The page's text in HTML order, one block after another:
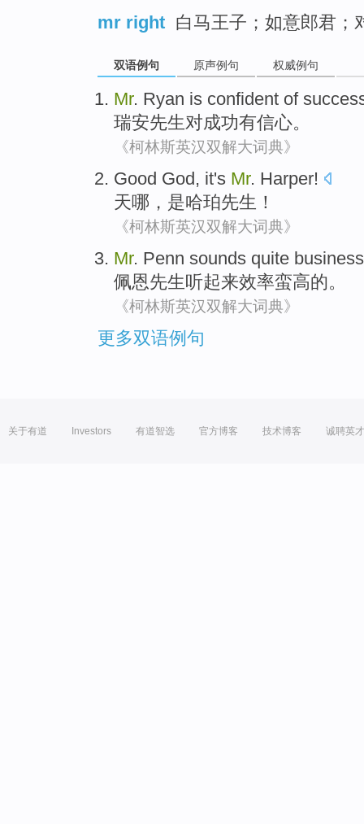
mr right 白马王子；如意郎君；
双语例句 原声例句 权威例句
Mr. Ryan is confident of
瑞安先生对成功有信心。
《柯林斯英汉双解大词典》
Good God, it's Mr. Harper!
天哪， 是哈珀先生 ！
《柯林斯英汉双解大词典》
Mr. Penn sounds quite
佩恩先生听起来效率蛮高的。
《柯林斯英汉双解大词典》
更多双语例句
关于有道 Investors 有道智选 官方博客 技术博客 诚聘英才